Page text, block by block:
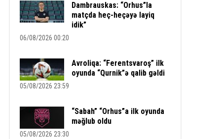
Dambrauskas: “Orhus”la
matçda heç-heçəyə layiq
idik”
06/08/2026 00:20
Avroliqa: “Ferentsvaroş” ilk
oyunda “Qurnik”ə qalib gəldi
05/08/2026 23:59
“Sabah” “Orhus”a ilk oyunda
məğlub oldu
05/08/2026 23:30